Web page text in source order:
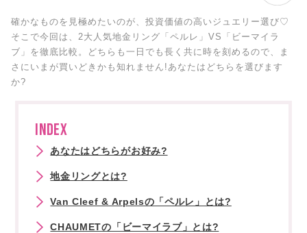
確かなものを見極めたいのが、投資価値の高いジュエリー選び♡
そこで今回は、2大人気地金リング「ペルレ」VS「ビーマイラ
ブ」を徹底比較。どちらも一日でも長く共に時を刻めるので、ま
さにいまが買いどきかも知れません!あなたはどちらを選びます
か?
INDEX
あなたはどちらがお好み?
地金リングとは?
Van Cleef & Arpelsの「ペルレ」とは?
CHAUMETの「ビーマイラブ」とは?